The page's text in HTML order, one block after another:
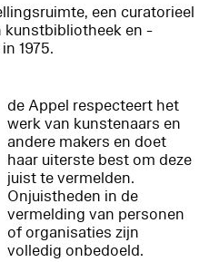
een curatorieel
kunstbibliotheek en -
1975.
de Appel respecteert het
werk van kunstenaars en
andere makers en doet
haar uiterste best om deze
juist te vermelden.
Onjuistheden in de
vermelding van personen
of organisaties zijn
volledig onbedoeld.